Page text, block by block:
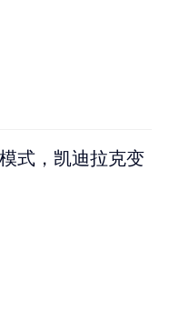
式，凯迪拉克变